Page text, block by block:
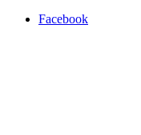
Facebook